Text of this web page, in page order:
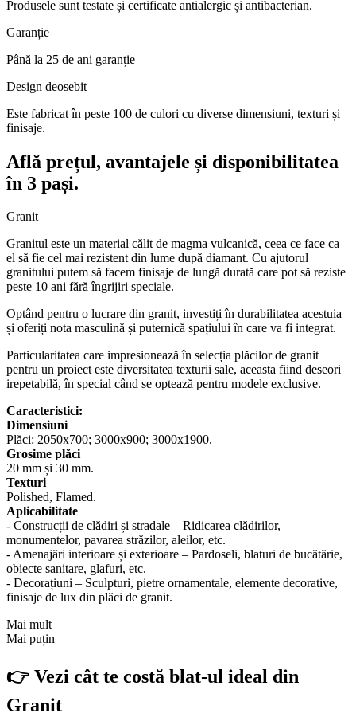
Produsele sunt testate și certificate antialergic și antibacterian.
Garanție
Până la 25 de ani garanție
Design deosebit
Este fabricat în peste 100 de culori cu diverse dimensiuni, texturi și
finisaje.
Află prețul, avantajele și disponibilitatea
în 3 pași.
Granit
Granitul este un material călit de magma vulcanică, ceea ce face ca
el să fie cel mai rezistent din lume după diamant. Cu ajutorul
granitului putem să facem finisaje de lungă durată care pot să reziste
peste 10 ani fără îngrijiri speciale.
Optând pentru o lucrare din granit, investiți în durabilitatea acestuia
și oferiți nota masculină și puternică spațiului în care va fi integrat.
Particularitatea care impresionează în selecția plăcilor de granit
pentru un proiect este diversitatea texturii sale, aceasta fiind deseori
irepetabilă, în special când se optează pentru modele exclusive.
Caracteristici:
Dimensiuni
Plăci: 2050x700; 3000x900; 3000x1900.
Grosime plăci
20 mm și 30 mm.
Texturi
Polished, Flamed.
Aplicabilitate
- Construcții de clădiri și stradale – Ridicarea clădirilor,
monumentelor, pavarea străzilor, aleilor, etc.
- Amenajări interioare și exterioare – Pardoseli, blaturi de bucătărie,
obiecte sanitare, glafuri, etc.
- Decorațiuni – Sculpturi, pietre ornamentale, elemente decorative,
finisaje de lux din plăci de granit.
Mai mult
Mai puțin
👉 Vezi cât te costă blat-ul ideal din
Granit